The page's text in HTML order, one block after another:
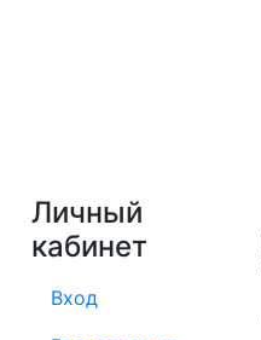
Личный
кабинет
Вход